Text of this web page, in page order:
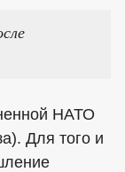
НАТО
Для того и